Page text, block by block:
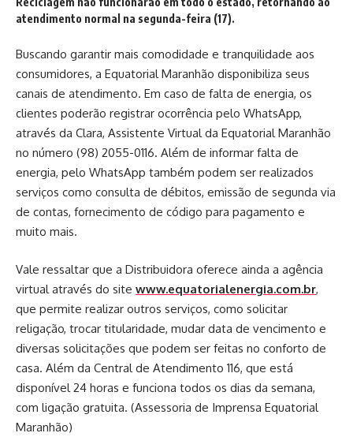
atendimento normal na segunda-feira (17).
Buscando garantir mais comodidade e tranquilidade aos
consumidores, a Equatorial Maranhão disponibiliza seus
canais de atendimento. Em caso de falta de energia, os
clientes poderão registrar ocorrência pelo WhatsApp,
através da Clara, Assistente Virtual da Equatorial Maranhão
no número (98) 2055-0116. Além de informar falta de
energia, pelo WhatsApp também podem ser realizados
serviços como consulta de débitos, emissão de segunda via
de contas, fornecimento de código para pagamento e
muito mais.
Vale ressaltar que a Distribuidora oferece ainda a agência
virtual através do site www.equatorialenergia.com.br,
que permite realizar outros serviços, como solicitar
religação, trocar titularidade, mudar data de vencimento e
diversas solicitações que podem ser feitas no conforto de
casa. Além da Central de Atendimento 116, que está
disponível 24 horas e funciona todos os dias da semana,
com ligação gratuita. (Assessoria de Imprensa Equatorial
Maranhão)